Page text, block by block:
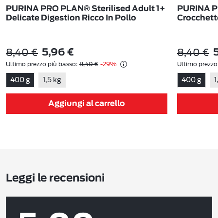
PURINA PRO PLAN® Sterilised Adult 1+
Delicate Digestion Ricco In Pollo
8,40 € 5,96 €
Ultimo prezzo più basso: 8,40 € -29%
400 g 1,5 kg
Aggiungi al carrello
PURINA
8,40 €
Ultimo
400 g
Leggi le recensioni